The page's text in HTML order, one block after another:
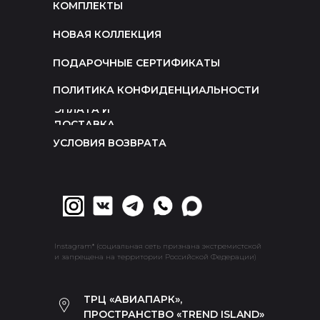
ПОЛИТИКА КОНФИДЕНЦИАЛЬНОСТИ
ОПЛАТА И
ДОСТАВКА
УСЛОВИЯ ВОЗВРАТА
КОМПЛЕКТЫ
НОВАЯ КОЛЛЕКЦИЯ
ПОДАРОЧНЫЕ СЕРТИФИКАТЫ
ТРЦ «АВИАПАРК»,
ПРОСТРАНСТВО «TREND ISLAND»
Instagram* (социальная сеть признана экстремистской
и запрещена на территории Российской Федерации)